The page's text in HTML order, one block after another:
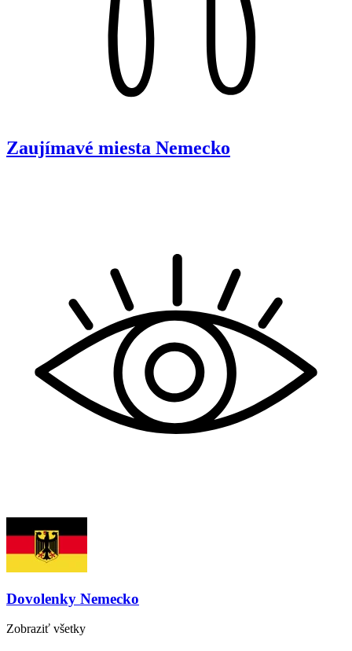
Zaujímavé miesta Nemecko
Dovolenky Nemecko
Zobraziť všetky